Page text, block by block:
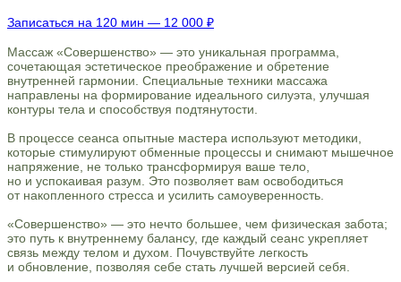
Записаться на 120 мин — 12 000 ₽
Массаж «Совершенство» — это уникальная программа,
сочетающая эстетическое преображение и обретение
внутренней гармонии. Специальные техники массажа
направлены на формирование идеального силуэта, улучшая
контуры тела и способствуя подтянутости.
В процессе сеанса опытные мастера используют методики,
которые стимулируют обменные процессы и снимают мышечное
напряжение, не только трансформируя ваше тело,
но и успокаивая разум. Это позволяет вам освободиться
от накопленного стресса и усилить самоуверенность.
«Совершенство» — это нечто большее, чем физическая забота;
это путь к внутреннему балансу, где каждый сеанс укрепляет
связь между телом и духом. Почувствуйте легкость
и обновление, позволяя себе стать лучшей версией себя.